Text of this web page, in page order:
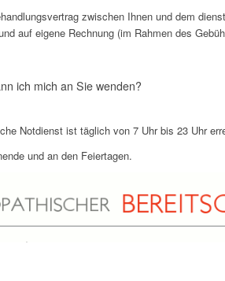
zwischen Ihnen und dem
auf eigene Rechnung (im Rahmen des
ich mich an Sie wenden?
Notdienst ist täglich von 7 Uhr bis 23 Uhr
und an den Feiertagen.